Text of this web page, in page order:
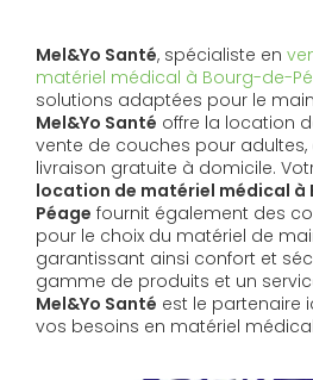
Mel&Yo Santé, spécialiste en
matériel médical à Bourg-de-
solutions adaptées pour le
Mel&Yo Santé offre la location
vente de couches pour adultes,
livraison gratuite à domicile.
location de matériel médical à
Péage fournit également des
pour le choix du matériel de
garantissant ainsi confort et
gamme de produits et un
Mel&Yo Santé est le partenaire
vos besoins en matériel